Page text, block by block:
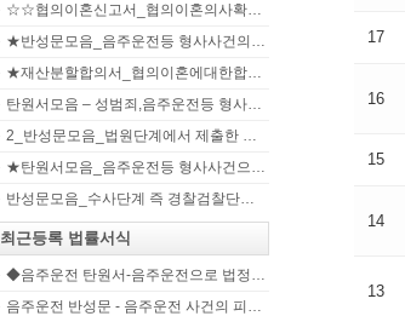
17
16
15
14
13
☆☆협의이혼신고서_협의이혼의사확인신청서_자의양육과친권자결정에관한협의서_22p
★반성문모음_음주운전등 형사사건의 가해자, 피의자, 피고인이 작성하여 제출하는 반성문모음(380page)
★재산분할합의서_협의이혼에대한합의서_협의이혼약정서_이혼합의서_19p
탄원서모음 – 성범죄,음주운전등 형사입건 또는 기소된 사건에서 가해자,피의자,피고인을 위하여 선처를 호소하는 내용(지인분들 작성)
2_반성문모음_법원단계에서 제출한 가해자작성 반성문(132page)
★탄원서모음_음주운전등 형사사건으로 수사기관 및 법원에 제출된 주변인 작성 선처호소 탄원서(208page)
반성문모음_수사단계 즉 경찰검찰단계에서 제출한 가해자작성 반성문(300page)
최근등록 법률서식
◆음주운전 탄원서-음주운전으로 법정구속된 피고인의 선처를 위해 항소심에서 제출하는 탄원서(45page)
음주운전 반성문 - 음주운전 사건의 피의자, 피고인이 선처를 구하며 작성제출하는 반성문